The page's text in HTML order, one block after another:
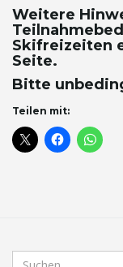
Weitere
Skifreizeiten
Seite.
Bitte
Teilen mit: